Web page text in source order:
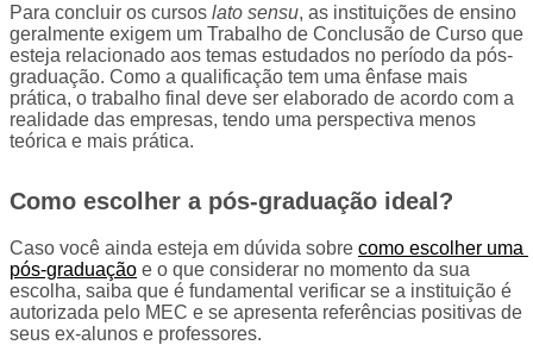
Para concluir os cursos lato sensu, as instituições de ensino
geralmente exigem um Trabalho de Conclusão de Curso que
esteja relacionado aos temas estudados no período da pós-
graduação. Como a qualificação tem uma ênfase mais
prática, o trabalho final deve ser elaborado de acordo com a
realidade das empresas, tendo uma perspectiva menos
teórica e mais prática.
Como escolher a pós-graduação ideal?
Caso você ainda esteja em dúvida sobre como escolher uma
pós-graduação e o que considerar no momento da sua
escolha, saiba que é fundamental verificar se a instituição é
autorizada pelo MEC e se apresenta referências positivas de
seus ex-alunos e professores.